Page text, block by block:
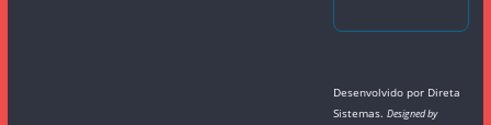
Desenvolvido por Direta
Sistemas.Designed by